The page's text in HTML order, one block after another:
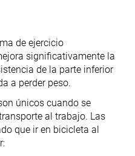
de ejercicio
significativamente la
de la parte inferior
a perder peso.
únicos cuando se
al trabajo. Las
que ir en bicicleta al